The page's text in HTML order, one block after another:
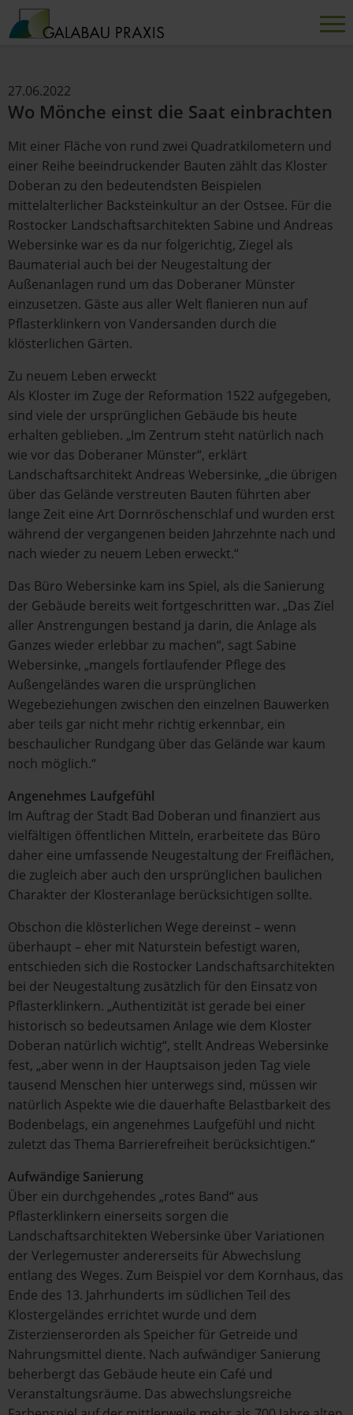
27.06.2022
Wo Mönche einst die Saat einbrachten
Mit einer Fläche von rund zwei Quadratkilometern und
einer Reihe beeindruckender Bauten zählt das Kloster
Doberan zu den bedeutendsten Beispielen
mittelalterlicher Backsteinkultur an der Ostsee. Für die
Rostocker Landschaftsarchitekten Sabine und Andreas
Webersinke war es da nur folgerichtig, Ziegel als
Baumaterial auch bei der Neugestaltung der
Außenanlagen rund um das Doberaner Münster
einzusetzen. Gäste aus aller Welt flanieren nun auf
Pflasterklinkern von Vandersanden durch die
klösterlichen Gärten.
Zu neuem Leben erweckt
Als Kloster im Zuge der Reformation 1522 aufgegeben,
sind viele der ursprünglichen Gebäude bis heute
erhalten geblieben. „Im Zentrum steht natürlich nach
wie vor das Doberaner Münster“, erklärt
Landschaftsarchitekt Andreas Webersinke, „die übrigen
über das Gelände verstreuten Bauten führten aber
lange Zeit eine Art Dornröschenschlaf und wurden erst
während der vergangenen beiden Jahrzehnte nach und
nach wieder zu neuem Leben erweckt.“
Das Büro Webersinke kam ins Spiel, als die Sanierung
der Gebäude bereits weit fortgeschritten war. „Das Ziel
aller Anstrengungen bestand ja darin, die Anlage als
Ganzes wieder erlebbar zu machen“, sagt Sabine
Webersinke, „mangels fortlaufender Pflege des
Außengeländes waren die ursprünglichen
Wegebeziehungen zwischen den einzelnen Bauwerken
aber teils gar nicht mehr richtig erkennbar, ein
beschaulicher Rundgang über das Gelände war kaum
noch möglich.“
Angenehmes Laufgefühl
Im Auftrag der Stadt Bad Doberan und finanziert aus
vielfältigen öffentlichen Mitteln, erarbeitete das Büro
daher eine umfassende Neugestaltung der Freiflächen,
die zugleich aber auch den ursprünglichen baulichen
Charakter der Klosteranlage berücksichtigen sollte.
Obschon die klösterlichen Wege dereinst – wenn
überhaupt – eher mit Naturstein befestigt waren,
entschieden sich die Rostocker Landschaftsarchitekten
bei der Neugestaltung zusätzlich für den Einsatz von
Pflasterklinkern. „Authentizität ist gerade bei einer
historisch so bedeutsamen Anlage wie dem Kloster
Doberan natürlich wichtig“, stellt Andreas Webersinke
fest, „aber wenn in der Hauptsaison jeden Tag viele
tausend Menschen hier unterwegs sind, müssen wir
natürlich Aspekte wie die dauerhafte Belastbarkeit des
Bodenbelags, ein angenehmes Laufgefühl und nicht
zuletzt das Thema Barrierefreiheit berücksichtigen.“
Aufwändige Sanierung
Über ein durchgehendes „rotes Band“ aus
Pflasterklinkern einerseits sorgen die
Landschaftsarchitekten Webersinke über Variationen
der Verlegemuster andererseits für Abwechslung
entlang des Weges. Zum Beispiel vor dem Kornhaus, das
Ende des 13. Jahrhunderts im südlichen Teil des
Klostergeländes errichtet wurde und dem
Zisterzienserorden als Speicher für Getreide und
Nahrungsmittel diente. Nach aufwändiger Sanierung
beherbergt das Gebäude heute ein Café und
Veranstaltungsräume. Das abwechslungsreiche